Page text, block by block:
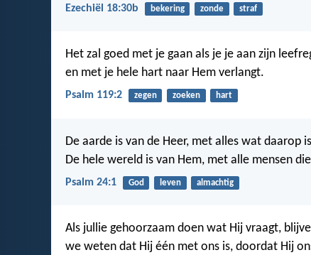
Ezechiël 18:30b bekering zonde straf
Het zal goed met je gaan als je je aan zijn
en met je hele hart naar Hem verlangt.
Psalm 119:2 zegen zoeken hart
De aarde is van de Heer, met alles wat daarop
De hele wereld is van Hem, met alle mensen
Psalm 24:1 God leven almachtig
Als jullie gehoorzaam doen wat Hij vraagt,
we weten dat Hij één met ons is, doordat Hij